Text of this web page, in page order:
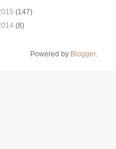
(147)
(8)
Powered by Blogger.